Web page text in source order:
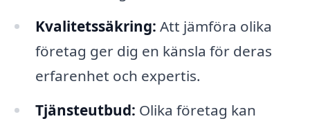
Kvalitetssäkring: Att jämföra olika
företag ger dig en känsla för deras
erfarenhet och expertis.
Tjänsteutbud: Olika företag kan